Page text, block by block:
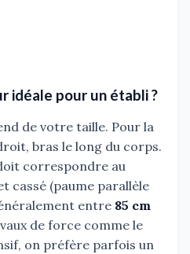
idéale pour un établi ?
de votre taille. Pour la
bras le long du corps.
correspondre au
cassé (paume parallèle
entre 85 cm
de force comme le
on préfère parfois un